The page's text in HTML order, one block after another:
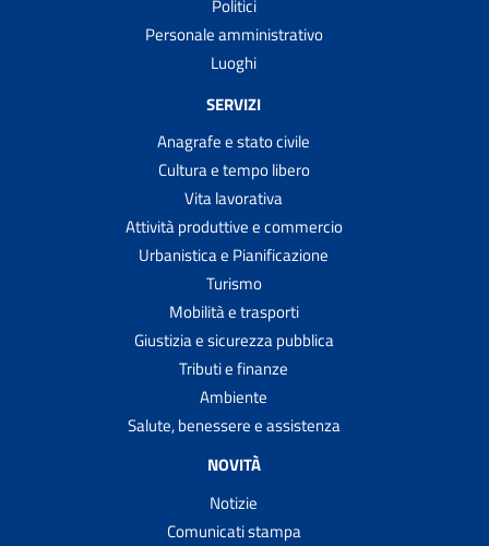
Politici
Personale amministrativo
Luoghi
SERVIZI
Anagrafe e stato civile
Cultura e tempo libero
Vita lavorativa
Attività produttive e commercio
Urbanistica e Pianificazione
Turismo
Mobilità e trasporti
Giustizia e sicurezza pubblica
Tributi e finanze
Ambiente
Salute, benessere e assistenza
NOVITÀ
Notizie
Comunicati stampa